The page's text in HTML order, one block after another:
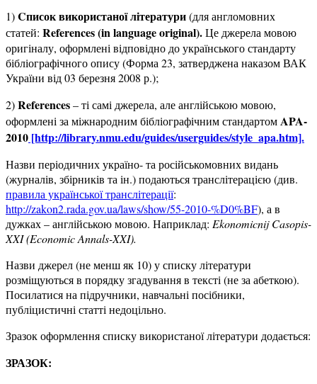
1)Cписок використаної літератури(для англомовних
статей: References (in languageoriginal).Це джерела мовою
оригіналу, оформлені відповідно до українського стандарту
бібліографічного опису (Форма 23, затверджена наказом ВАК
України від 03 березня 2008 р.);
2)References– ті самі джерела, але англійською мовою,
оформлені за міжнародним бібліографічним стандартомAPA-
2010 [http://library.nmu.edu/guides/userguides/style_apa.htm].
Назви періодичних україно- та російськомовних видань
(журналів, збірників та ін.) подаються транслітерацією (див.
правила української транслітерації:
http://zakon2.rada.gov.ua/laws/show/55-2010-%D0%BF), а в
дужках – англійською мовою. Наприклад: Ekonomicnij Casopis-
XXI (Economic Annals-XXI).
Назви джерел (не менш як 10) у списку літератури
розміщуються в порядку згадування в тексті (не за абеткою).
Посилатися на підручники, навчальні посібники,
публіцистичні статті недоцільно.
Зразок оформлення списку використаної літератури додається:
ЗРАЗОК: